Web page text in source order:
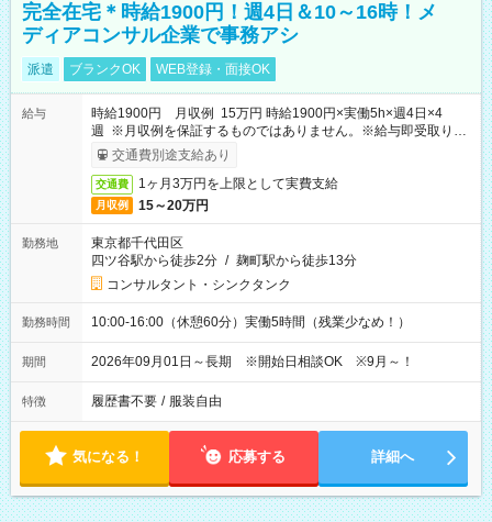
完全在宅＊時給1900円！週4日＆10～16時！メ
ディアコンサル企業で事務アシ
派遣 ブランクOK WEB登録・面接OK
給与
時給1900円 月収例 15万円 時給1900円×実働5h×週4日×4
週 ※月収例を保証するものではありません。※給与即受取りサ
ービス利用可（利用条件有）
交通費別途支給あり
交通費 1ヶ月3万円を上限として実費支給
月収例 15～20万円
勤務地
東京都千代田区
四ツ谷駅から徒歩2分 / 麹町駅から徒歩13分
コンサルタント・シンクタンク
勤務時間 10:00-16:00（休憩60分）実働5時間（残業少なめ！）
期間 2026年09月01日～長期 ※開始日相談OK ※9月～！
特徴 履歴書不要 / 服装自由
気になる！ 応募する 詳細へ